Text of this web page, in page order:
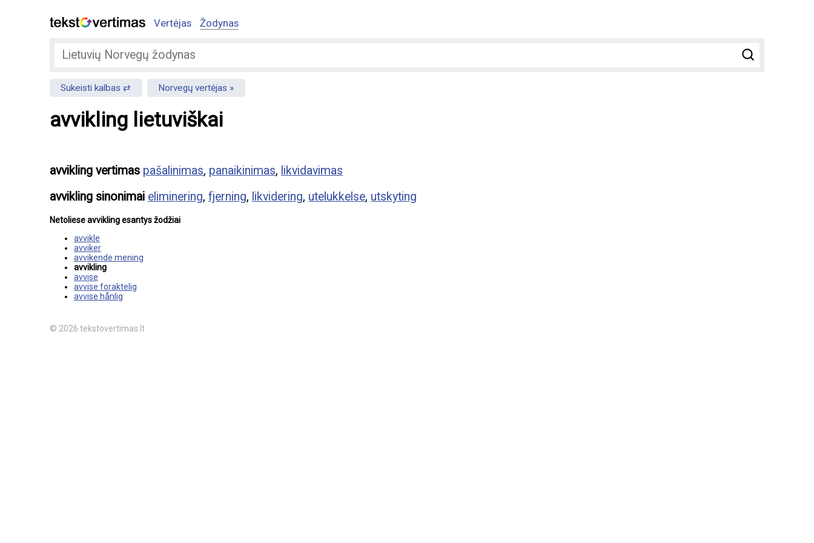
Vertėjas Žodynas
Sukeisti kalbas Norvegų vertėjas
avvikling lietuviškai
avvikling vertimas pašalinimas, panaikinimas, likvidavimas
avvikling sinonimai eliminering, fjerning, likvidering, utelukkelse, utskyting
Netoliese avvikling esantys žodžiai
avvikle
avviker
avvikende mening
avvikling
avvise
avvise foraktelig
avvise hånlig
© 2026 tekstovertimas.lt